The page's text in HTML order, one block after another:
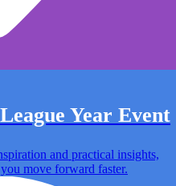
Year Event
and practical insights,
move forward faster.